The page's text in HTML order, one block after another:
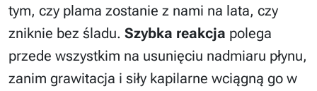
tym, czy plama zostanie z nami na lata, czy
zniknie bez śladu. Szybka reakcja polega
przede wszystkim na usunięciu nadmiaru płynu,
zanim grawitacja i siły kapilarne wciągną go w